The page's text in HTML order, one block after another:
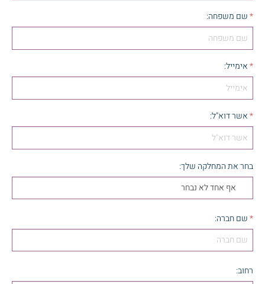
*שם משפחה:
*אימייל:
*אשר דוא"ל:
בחר את המחלקה שלך:
אף אחד לא נבחר
*שם חברה:
רחוב: